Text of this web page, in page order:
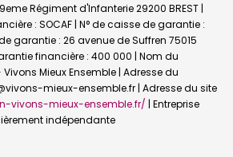
Régiment d'Infanterie 29200 BREST |
: SOCAF | N° de caisse de garantie :
garantie : 26 avenue de Suffren 75015
financière : 400 000 | Nom du
Mieux Ensemble | Adresse du
mieux-ensemble.fr | Adresse du site
vivons-mieux-ensemble.fr/ | Entreprise
indépendante